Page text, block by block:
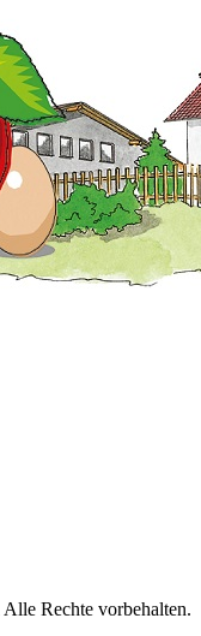
Rechte vorbehalten.